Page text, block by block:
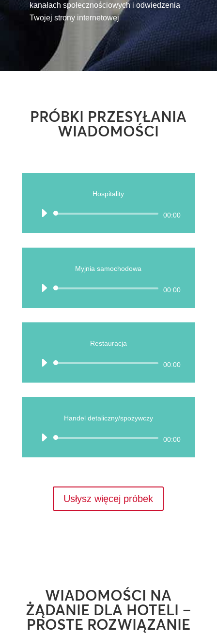
kanałach społecznościowych i odwiedzenia
Twojej strony internetowej
PRÓBKI PRZESYŁANIA
WIADOMOŚCI
Hospitality
Odtwarzacz
00:00
Myjnia samochodowa
Odtwarzacz
00:00
Restauracja
Odtwarzacz
00:00
Handel detaliczny/spożywczy
Odtwarzacz
00:00
Usłysz więcej próbek
WIADOMOŚCI NA
ŻĄDANIE DLA HOTELI –
PROSTE ROZWIĄZANIE